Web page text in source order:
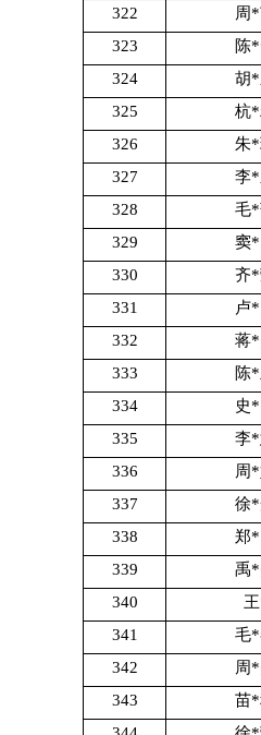
322
周
323
陈
324
胡
325
杭
326
朱
327
李
328
毛
329
窦
330
齐
331
卢
332
蒋
333
陈
334
史
335
李
336
周
337
徐
338
郑
339
禹
340
341
毛
342
周
343
苗